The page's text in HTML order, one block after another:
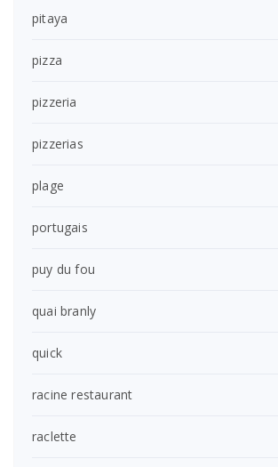
pitaya
pizza
pizzeria
pizzerias
plage
portugais
puy du fou
quai branly
quick
racine restaurant
raclette